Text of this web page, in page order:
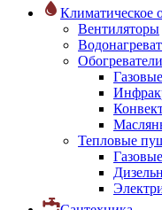
Климатическое
Вентиляторы
Обогреватели
Газовые
Тепловые
Газовые